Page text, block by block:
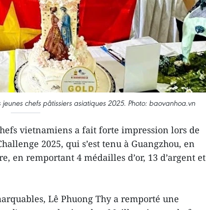
chefs pâtissiers asiatiques 2025. Photo: baovanhoa.vn
vietnamiens a fait forte impression lors de
2025, qui s’est tenu à Guangzhou, en
en remportant 4 médailles d’or, 13 d’argent et
Lê Phuong Thy a remporté une